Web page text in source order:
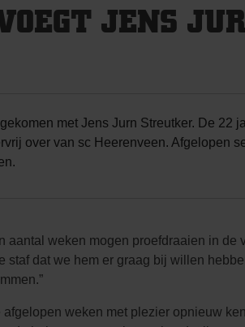
JENS
met Jens Jurn Streutker. De
over van sc Heerenveen. Afgelopen
aantal weken mogen proefdraaien in
staf dat we hem er graag bij willen
afgelopen weken met plezier opnieuw